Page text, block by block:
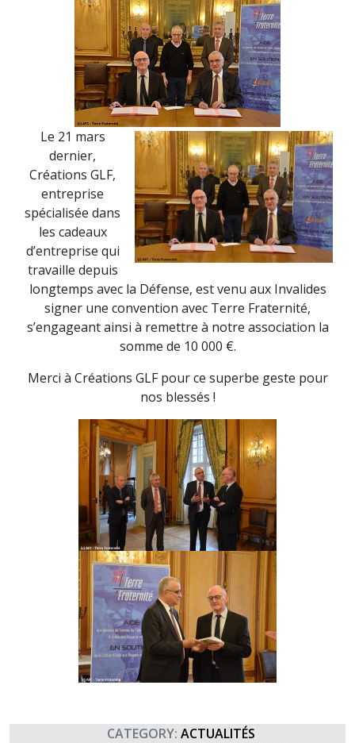
Le 21 mars
dernier,
Créations GLF,
entreprise
spécialisée dans
les cadeaux
d’entreprise qui
travaille depuis
longtemps avec la Défense, est venu aux Invalides
signer une convention avec Terre Fraternité,
s’engageant ainsi à remettre à notre association la
somme de 10 000 €.
Merci à Créations GLF pour ce superbe geste pour
nos blessés !
CATEGORY: ACTUALITÉS